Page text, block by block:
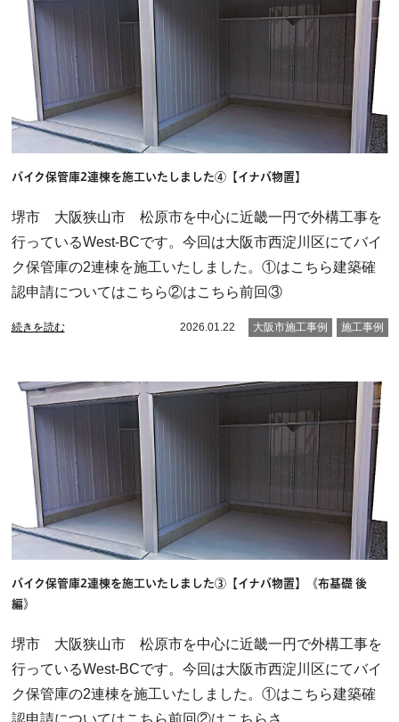
バイク保管庫2連棟を施工いたしました④【イナバ物置】
堺市 大阪狭山市 松原市を中心に近畿一円で外構工事を
行っているWest-BCです。今回は大阪市西淀川区にてバイ
ク保管庫の2連棟を施工いたしました。①はこちら建築確
認申請についてはこちら②はこちら前回③
続きを読む 2026.01.22 大阪市施工事例 施工事例
バイク保管庫2連棟を施工いたしました③【イナバ物置】《布基礎 後
編》
堺市 大阪狭山市 松原市を中心に近畿一円で外構工事を
行っているWest-BCです。今回は大阪市西淀川区にてバイ
ク保管庫の2連棟を施工いたしました。①はこちら建築確